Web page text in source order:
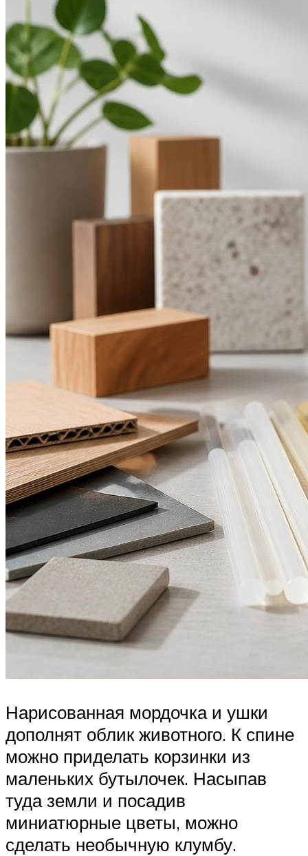
Нарисованная мордочка и ушки
дополнят облик животного. К спине
можно приделать корзинки из
маленьких бутылочек. Насыпав
туда земли и посадив
миниатюрные цветы, можно
сделать необычную клумбу.